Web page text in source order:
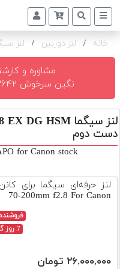
دوربین
و
تجهیزات
و
اکسسوری
بازار
خرید
و
خانه / لنز دوربین / لنز
مشاوره و
نگین سرخوش ۰۹۰۲۵۳۲۲۶۴۲
دست دوم
for Canon stock
70-200mm f2.8 For Canon
7 روز گارانتی تست
۲۶,۰۰۰,۰۰۰ تومان